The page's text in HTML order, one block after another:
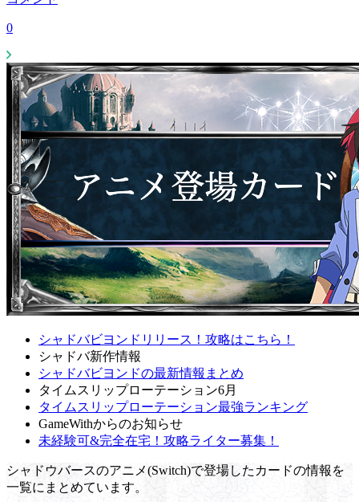
0
シャドバビヨンドリリース！攻略はこちら！
シャドバ新作情報
シャドバビヨンドの最新情報まとめ
タイムスリップローテーション6月
タイムスリップローテーション最強ランキング
GameWithからのお知らせ
未経験可&完全在宅！攻略ライター募集！
シャドウバースのアニメ(Switch)で登場したカードの情報を
一覧にまとめています。